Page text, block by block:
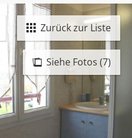
Siehe Fotos (7)
Zurück zur Liste